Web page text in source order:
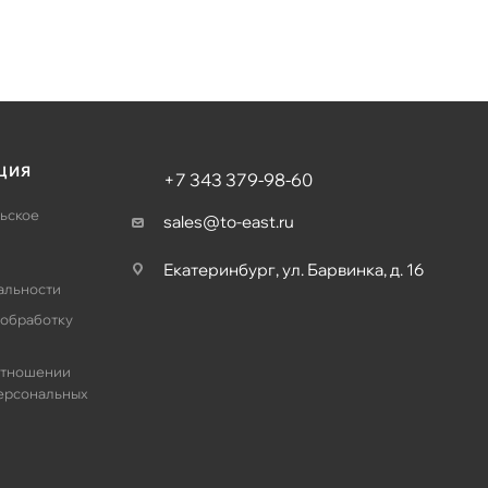
+7 343 379-98-60
sales@to-east.ru
Екатеринбург, ул. Барвинка, д. 16